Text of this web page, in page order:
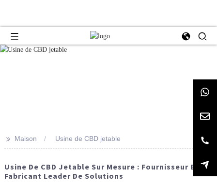
>> Maison Usine de CBD jetable
Usine De CBD Jetable Sur Mesure : Fournisseur Et
Fabricant Leader De Solutions